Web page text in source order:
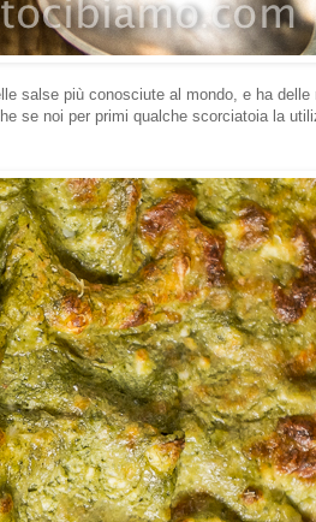
salse più conosciute al mondo, e ha delle
se noi per primi qualche scorciatoia la